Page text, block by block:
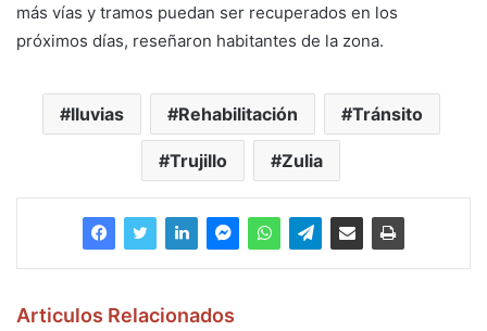
más vías y tramos puedan ser recuperados en los
próximos días, reseñaron habitantes de la zona.
lluvias Rehabilitación Tránsito
Trujillo Zulia
Articulos Relacionados